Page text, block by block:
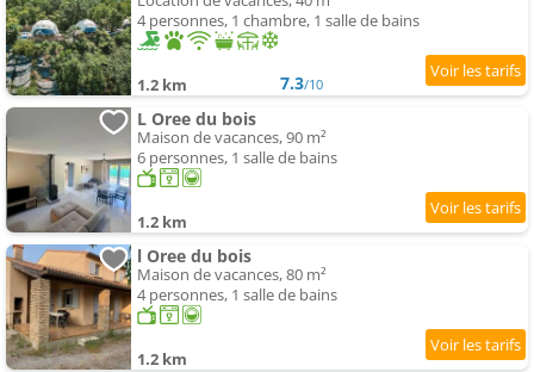
4 personnes, 1 chambre, 1 salle de bains
1.2 km 7.3/10
L Oree du bois
Maison de vacances, 90 m²
6 personnes, 1 salle de bains
1.2 km
l Oree du bois
Maison de vacances, 80 m²
4 personnes, 1 salle de bains
1.2 km